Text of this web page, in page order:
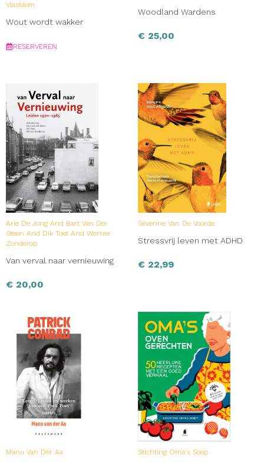
Vlasblom
Wout wordt wakker
RESERVEREN
Woodland Wardens
€ 25,00
Arie De Jong And Bart Van Der
Steen And Dik Toet And Werner
Zonderop
Van verval naar vernieuwing
€ 20,00
Séverine Van De Voorde
Stressvrij leven met ADHD
€ 22,99
Manu Van Der Aa Stichting Oma's Soep